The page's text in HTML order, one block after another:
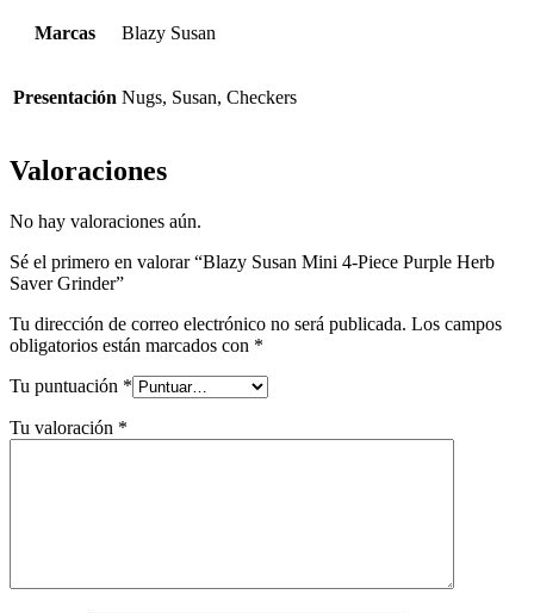
Marcas Blazy Susan
Presentación Nugs, Susan, Checkers
Valoraciones
No hay valoraciones aún.
Sé el primero en valorar “Blazy Susan Mini 4-Piece Purple Herb
Saver Grinder”
Tu dirección de correo electrónico no será publicada. Los campos
obligatorios están marcados con *
Tu puntuación *
Tu valoración *